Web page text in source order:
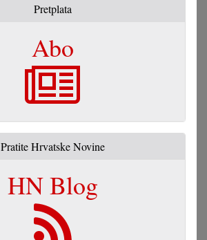
Pretplata
Abo
Pratite Hrvatske Novine
HN Blog